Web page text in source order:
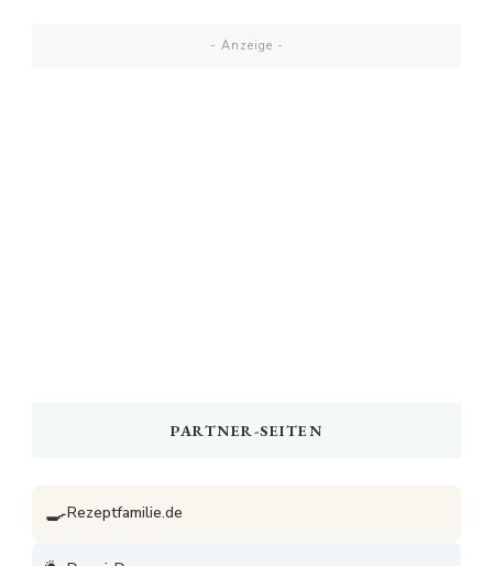
- Anzeige -
PARTNER-SEITEN
🍳Rezeptfamilie.de